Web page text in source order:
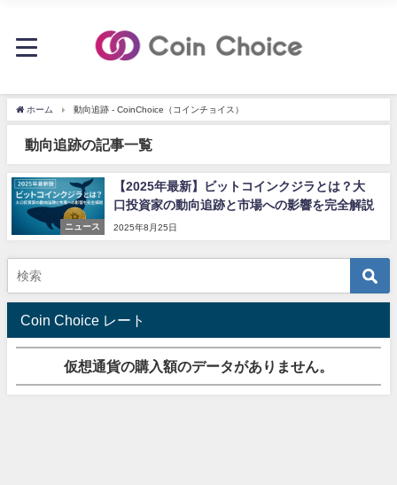
ホーム 動向追跡 - CoinChoice（コインチョイス）
動向追跡の記事一覧
ニュース
【2025年最新】ビットコインクジラとは？大
口投資家の動向追跡と市場への影響を完全解説
2025年8月25日
Coin Choice レート
仮想通貨の購入額のデータがありません。